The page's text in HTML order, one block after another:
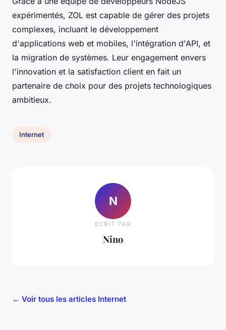
expérimentés, ZOL est capable de gérer des projets
complexes, incluant le développement
d'applications web et mobiles, l'intégration d'API, et
la migration de systèmes. Leur engagement envers
l'innovation et la satisfaction client en fait un
partenaire de choix pour des projets technologiques
ambitieux.
Internet
N
ECRIT PAR
Nino
← Voir tous les articles Internet